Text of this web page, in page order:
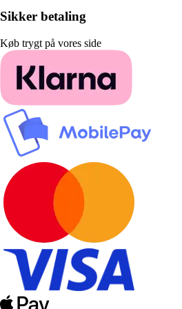
Sikker betaling
Køb trygt på vores side